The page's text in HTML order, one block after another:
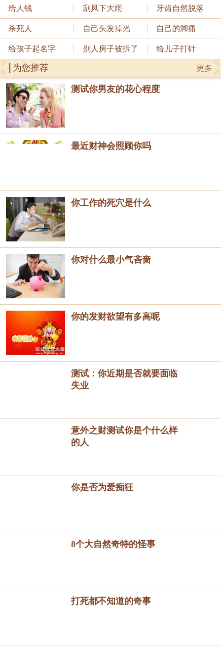
给人钱 刮风下大雨 牙齿自然脱落
杀死人 自己头发掉光 自己的脚痛
给孩子起名字 别人房子被拆了 给儿子打针
更多
为您推荐
测试你男友的花心程度
最近财神会照顾你吗
你工作的死穴是什么
你对什么最小气吝啬
你的发财欲望有多高呢
测试：你近期是否就要面临
失业
意外之财测试你是个什么样
的人
你是否为爱痴狂
8个大自然奇特的怪事
打死都不知道的奇事